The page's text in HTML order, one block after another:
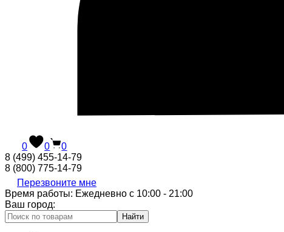
0 0
0
8 (499) 455-14-79
8 (800) 775-14-79
Перезвоните мне
Время работы: Ежедневно с 10:00 - 21:00
Ваш город:
Найти